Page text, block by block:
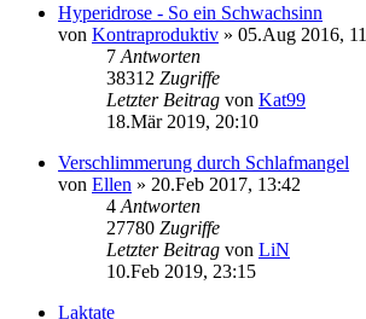
Hyperidrose - So ein Schwachsinn
von Kontraproduktiv » 05.Aug 2016,
7 Antworten
38312 Zugriffe
Letzter Beitrag von Kat99
18.Mär 2019, 20:10
Verschlimmerung durch Schlafmangel
von Ellen » 20.Feb 2017, 13:42
4 Antworten
27780 Zugriffe
Letzter Beitrag von LiN
10.Feb 2019, 23:15
Laktate